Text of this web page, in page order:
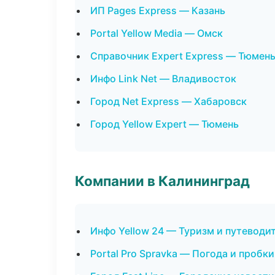
ИП Pages Express — Казань
Portal Yellow Media — Омск
Справочник Expert Express — Тюмень
Инфо Link Net — Владивосток
Город Net Express — Хабаровск
Город Yellow Expert — Тюмень
Компании в Калининград
Инфо Yellow 24 — Туризм и
Portal Pro Spravka — Погода и пробки